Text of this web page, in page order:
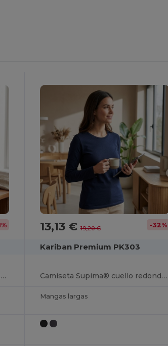
Camiseta con elastán manga larga mujer
13,13 €19,20 € -32%
Kariban Premium PK303
Camiseta Supima® cuello redondo manga larga mujer
Mangas largas